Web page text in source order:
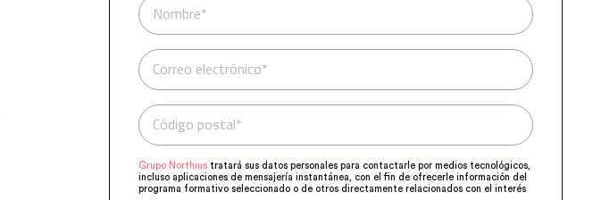
Nombre*
Correo electrónico*
Teléfono*
Código postal*
Grupo Northius tratará sus datos personales para contactarle por medios tecnológicos,
incluso aplicaciones de mensajería instantánea, con el fin de ofrecerle información del
programa formativo seleccionado o de otros directamente relacionados con el interés